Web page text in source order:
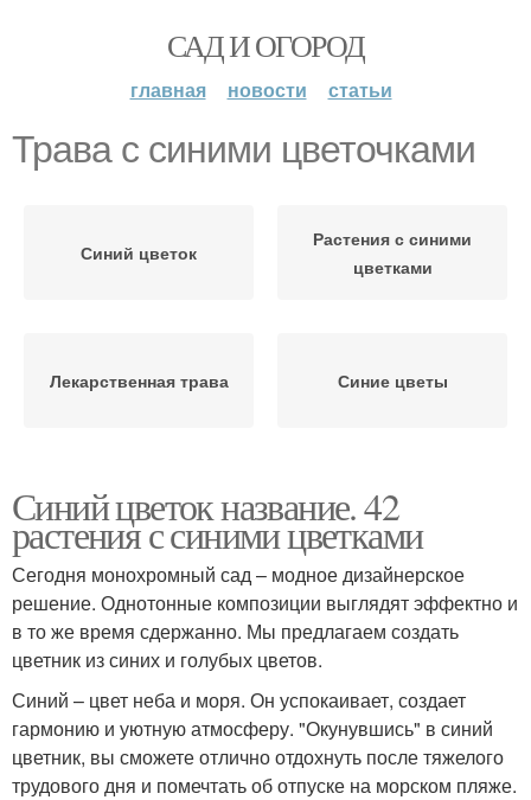
САД И ОГОРОД
главная новости статьи
Трава с синими цветочками
Синий цветок
Растения с синими
цветками
Лекарственная трава Синие цветы
Синий цветок название. 42
растения с синими цветками
Сегодня монохромный сад – модное дизайнерское
решение. Однотонные композиции выглядят эффектно и
в то же время сдержанно. Мы предлагаем создать
цветник из синих и голубых цветов.
Синий – цвет неба и моря. Он успокаивает, создает
гармонию и уютную атмосферу. "Окунувшись" в синий
цветник, вы сможете отлично отдохнуть после тяжелого
трудового дня и помечтать об отпуске на морском пляже.